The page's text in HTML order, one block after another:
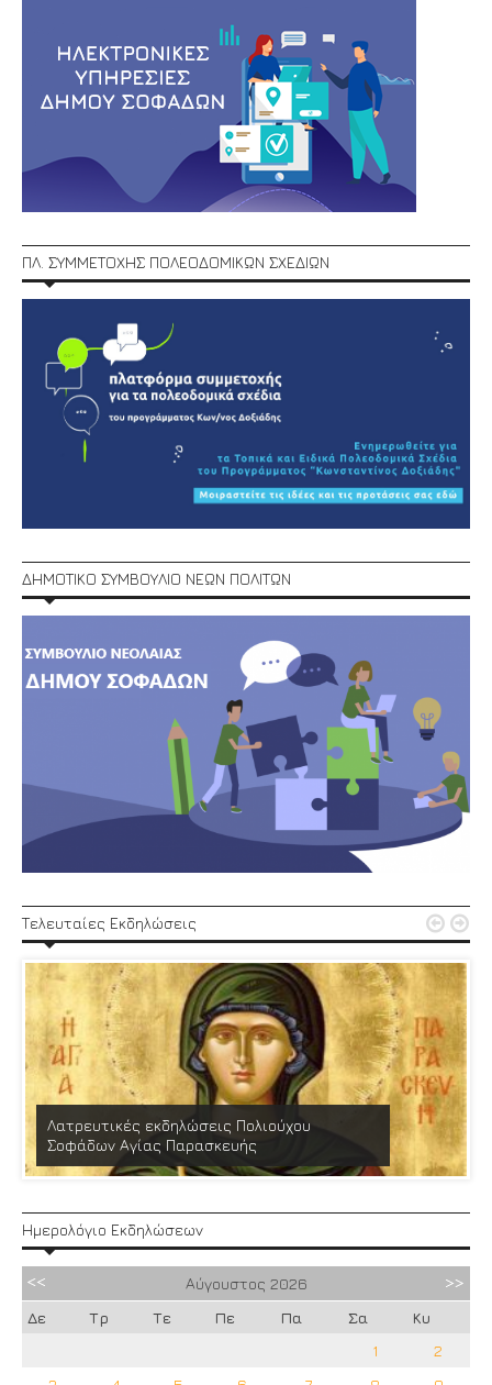
ΠΛ. ΣΥΜΜΕΤΟΧΗΣ ΠΟΛΕΟΔΟΜΙΚΩΝ ΣΧΕΔΙΩΝ
ΔΗΜΟΤΙΚΟ ΣΥΜΒΟΥΛΙΟ ΝΕΩΝ ΠΟΛΙΤΩΝ
Τελευταίες Εκδηλώσεις
Λατρευτικές εκδηλώσεις Πολιούχου
Σοφάδων Αγίας Παρασκευής
 
Ημερολόγιο Εκδηλώσεων
Αύγουστος 2026
Δε
Τρ Τε Πε Πα Σα
Κυ
1
2